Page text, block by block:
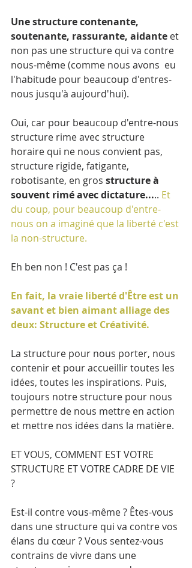
Une structure contenante,
soutenante, rassurante, aidante et
non pas une structure qui va contre
nous-même (comme nous avons  eu
l'habitude pour beaucoup d'entres-
nous jusqu'à aujourd'hui).
Oui, car pour beaucoup d'entre-nous
structure rime avec structure
horaire qui ne nous convient pas,
structure rigide, fatigante,
robotisante, en gros structure à
souvent rimé avec dictature..... Et
du coup, pour beaucoup d'entre-
nous on a imaginé que la liberté c'est
la non-structure.
Eh ben non ! C'est pas ça !
En fait, la vraie liberté d'Être est un
savant et bien aimant alliage des
deux: Structure et Créativité.
La structure pour nous porter, nous
contenir et pour accueillir toutes les
idées, toutes les inspirations. Puis,
toujours notre structure pour nous
permettre de nous mettre en action
et mettre nos idées dans la matière.
ET VOUS, COMMENT EST VOTRE
STRUCTURE ET VOTRE CADRE DE VIE
?
Est-il contre vous-même ? Êtes-vous
dans une structure qui va contre vos
élans du cœur ? Vous sentez-vous
contrains de vivre dans une